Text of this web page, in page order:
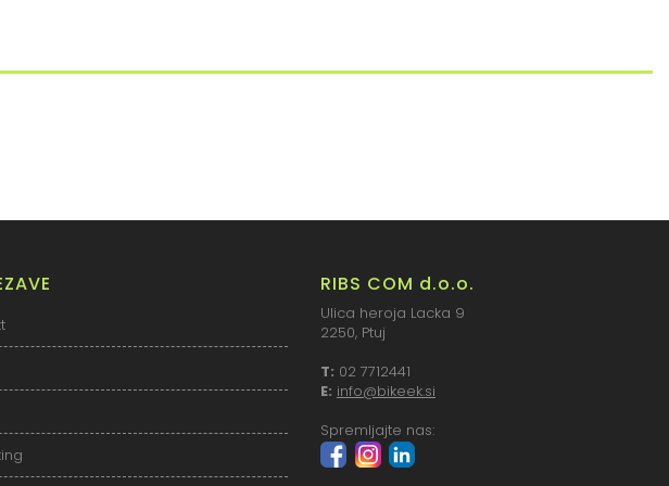
RIBS COM d.o.o.
Ulica heroja Lacka 9
2250, Ptuj
T: 02 7712441
E: info@bikeek.si
Spremljajte nas: